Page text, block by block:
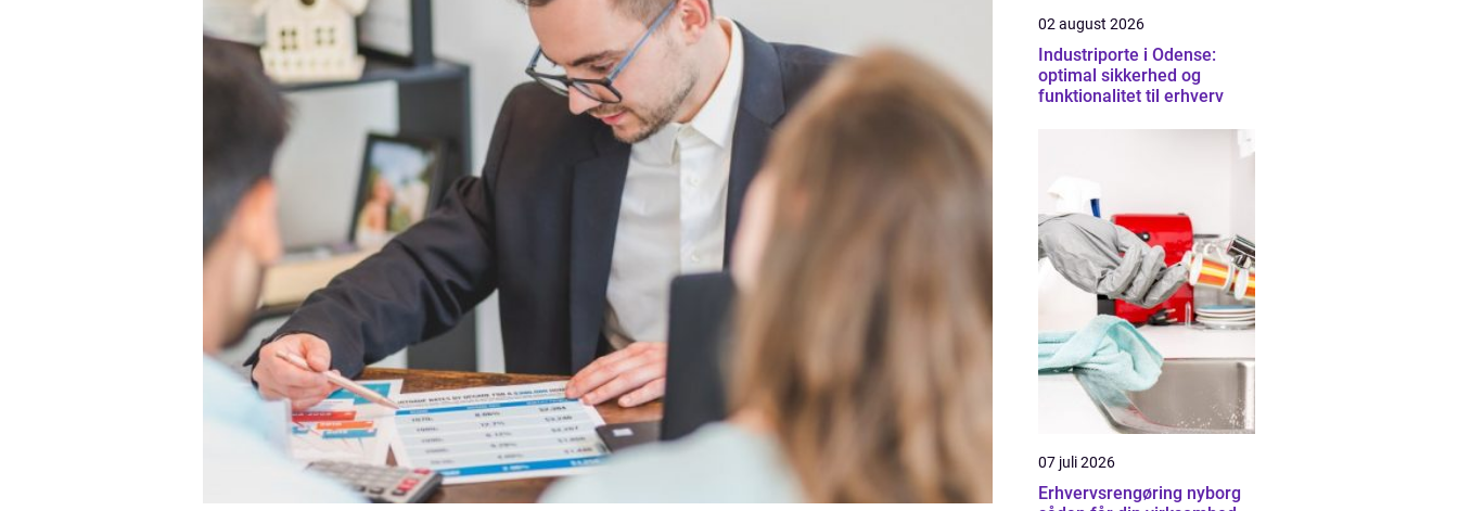
02 august 2026
Industriporte i Odense:
optimal sikkerhed og
funktionalitet til erhverv
07 juli 2026
Erhvervsrengøring nyborg